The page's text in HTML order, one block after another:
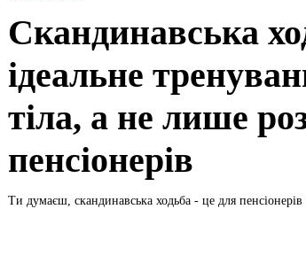
Скандинавська
ідеальне
тіла, а не лише
пенсіонерів
Ти думаєш, скандинавська ходьба - це для пенсіонерів